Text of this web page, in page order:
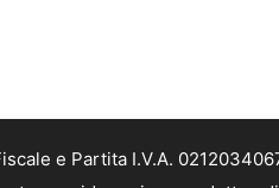
e Partita I.V.A.